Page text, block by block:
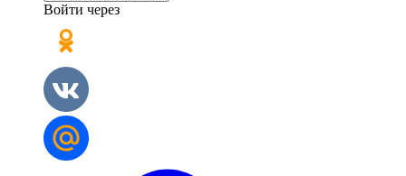
Войти через